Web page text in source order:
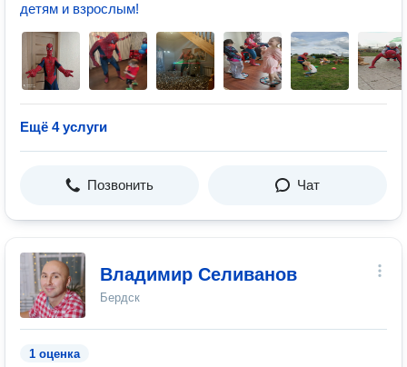
детям и взрослым!
Ещё 4 услуги
Позвонить Чат
Владимир Селиванов
Бердск
1 оценка